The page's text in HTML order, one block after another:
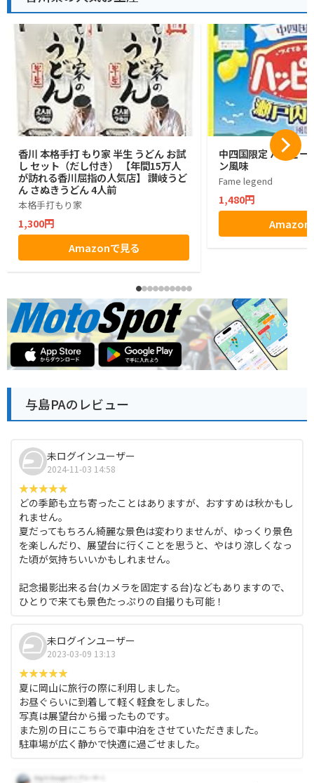
香川 本格手打 もり家 半生 うどん お試
し セット（だし付き） 【年間15万人
が訪れる香川屈指の人気店】 讃岐うど
ん さぬきうどん 4人前
本格手打もり家
1,300円
Amazonで見る
中四国限定 ハッピー
ン風味
Fame legend
1,480円
Amazon
与島PAのレビュー
未ログインユーザー
2024-11-03 14:58
どの季節も立ち寄ったことはありますが、おすすめは秋かもし
れません。
夏だってもちろん綺麗な景色は変わりませんが、ゆっくり景色
を楽しんだり、展望台に行くことを思うと、やはり涼しくなっ
た頃が気持ちいいかもしれません。
記念撮影出来る台(カメラを固定する台)などもありますので、
ひとりで来ても景色たっぷりの自撮りも可能！
未ログインユーザー
2023-03-09 13:13
夏に岡山に旅行の際に利用しました。
お昼ぐらいに到着して軽く軽食をしました。
写真は展望台から撮ったものです。
また別の日にこちらで車中泊をさせていただきました。
駐車場が広く静かで快適に過ごせました。